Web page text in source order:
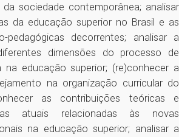
sociedade contemporânea; analisar
da educação superior no Brasil e as
pedagógicas decorrentes; analisar a
dimensões do processo de
na educação superior; (re)conhecer a
na organização curricular do
as contribuições teóricas e
atuais relacionadas às novas
na educação superior; analisar a